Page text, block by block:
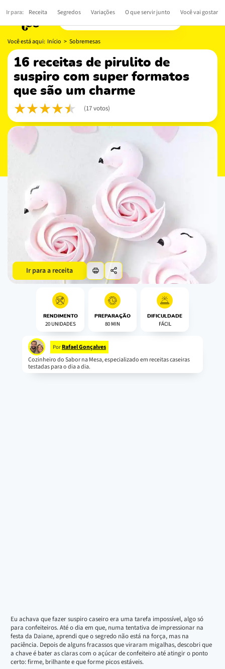
Você está aqui: Início > Sobremesas
16 receitas de pirulito de
suspiro com super formatos
que são um charme
(17 votos)
Ir para a receita
RENDIMENTO
20 UNIDADES
PREPARAÇÃO
80 MIN
DIFICULDADE
FÁCIL
Por Rafael Gonçalves
Cozinheiro do Sabor na Mesa, especializado em receitas caseiras
testadas para o dia a dia.
Eu achava que fazer suspiro caseiro era uma tarefa impossível, algo só
para confeiteiros. Até o dia em que, numa tentativa de impressionar na
festa da Daiane, aprendi que o segredo não está na força, mas na
paciência. Depois de alguns fracassos que viraram migalhas, descobri que
a chave é bater as claras com o açúcar de confeiteiro até atingir o ponto
certo: firme, brilhante e que forme picos estáveis.